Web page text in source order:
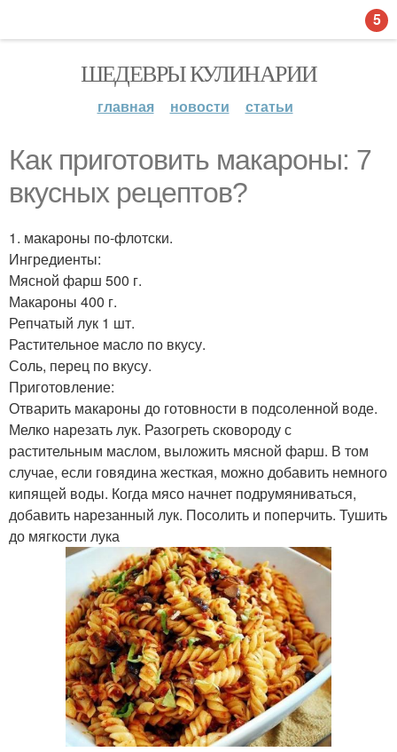
ШЕДЕВРЫ КУЛИНАРИИ
главная новости статьи
Как приготовить макароны: 7
вкусных рецептов?
1. макароны по-флотски.
Ингредиенты:
Мясной фарш 500 г.
Макароны 400 г.
Репчатый лук 1 шт.
Растительное масло по вкусу.
Соль, перец по вкусу.
Приготовление:
Отварить макароны до готовности в подсоленной воде.
Мелко нарезать лук. Разогреть сковороду с
растительным маслом, выложить мясной фарш. В том
случае, если говядина жесткая, можно добавить немного
кипящей воды. Когда мясо начнет подрумяниваться,
добавить нарезанный лук. Посолить и поперчить. Тушить
до мягкости лука
5